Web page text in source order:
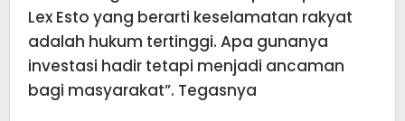
Lex Esto yang berarti keselamatan rakyat
adalah hukum tertinggi. Apa gunanya
investasi hadir tetapi menjadi ancaman
bagi masyarakat”. Tegasnya